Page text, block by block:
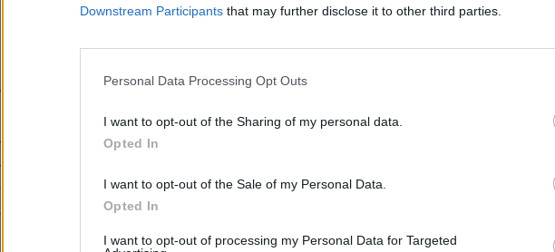
Downstream Participants that may further disclose it to other third parties.
Personal Data Processing Opt Outs
I want to opt-out of the Sharing of my personal data.
Opted In
I want to opt-out of the Sale of my Personal Data.
Opted In
I want to opt-out of processing my Personal Data for Targeted
įrašai
amžiaus dirbančiųjų
patyčios ir
diena
mokytojus ir 3 moksleivius